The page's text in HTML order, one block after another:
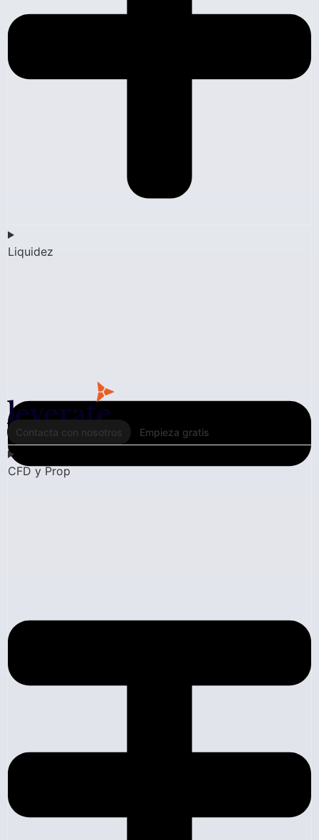
Liquidez
Contacta con nosotros Empieza gratis
CFD y Prop